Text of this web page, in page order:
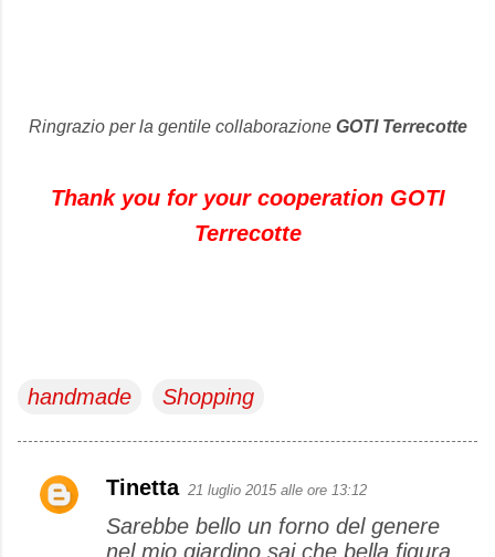
Ringrazio per la gentile collaborazione GOTI Terrecotte
Thank you for your cooperation GOTI
Terrecotte
handmade Shopping
C
Tinetta 21 luglio 2015 alle ore 13:12
Sarebbe bello un forno del genere
nel mio giardino,sai che bella figura